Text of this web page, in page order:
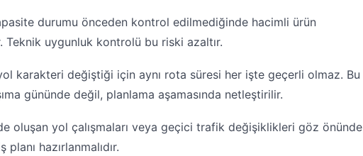
durumu önceden kontrol edilmediğinde hacimli ürün
uygunluk kontrolü bu riski azaltır.
karakteri değiştiği için aynı rota süresi her işte geçerli olmaz. Bu
gününde değil, planlama aşamasında netleştirilir.
oluşan yol çalışmaları veya geçici trafik değişiklikleri göz önünde
hazırlanmalıdır.